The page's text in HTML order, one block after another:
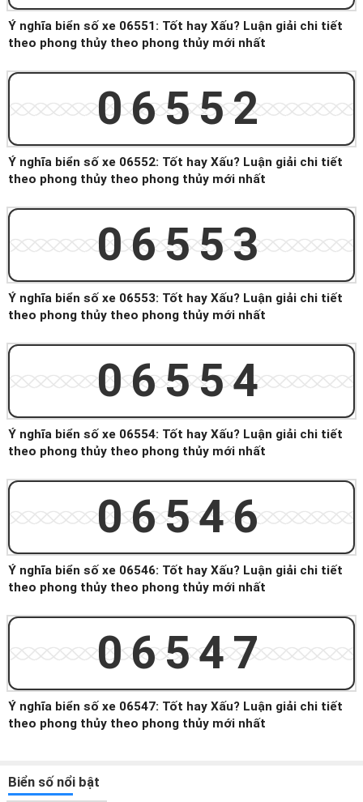
Ý nghĩa biển số xe 06551: Tốt hay Xấu? Luận giải chi tiết
theo phong thủy theo phong thủy mới nhất
06552
Ý nghĩa biển số xe 06552: Tốt hay Xấu? Luận giải chi tiết
theo phong thủy theo phong thủy mới nhất
06553
Ý nghĩa biển số xe 06553: Tốt hay Xấu? Luận giải chi tiết
theo phong thủy theo phong thủy mới nhất
06554
Ý nghĩa biển số xe 06554: Tốt hay Xấu? Luận giải chi tiết
theo phong thủy theo phong thủy mới nhất
06546
Ý nghĩa biển số xe 06546: Tốt hay Xấu? Luận giải chi tiết
theo phong thủy theo phong thủy mới nhất
06547
Ý nghĩa biển số xe 06547: Tốt hay Xấu? Luận giải chi tiết
theo phong thủy theo phong thủy mới nhất
Biển số nổi bật